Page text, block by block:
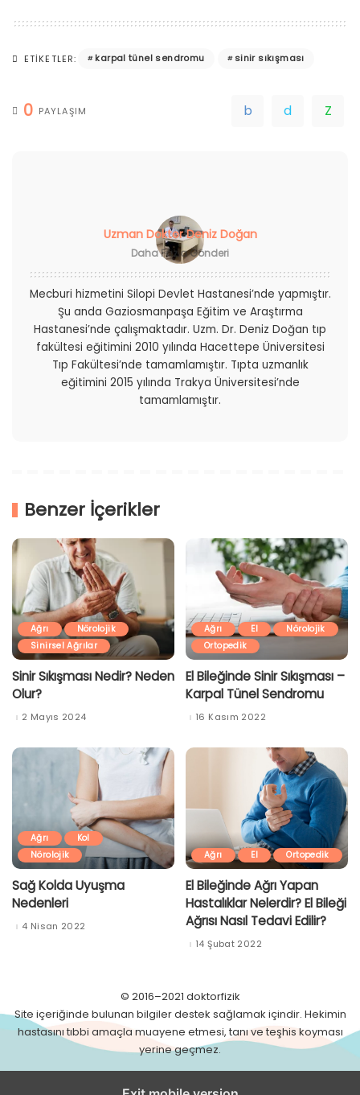
ETIKETLER: karpal tünel sendromu sinir sıkışması
0 PAYLAŞIM
Uzman Doktor Deniz Doğan
Daha Fazla Gönderi
Mecburi hizmetini Silopi Devlet Hastanesi’nde yapmıştır.
Şu anda Gaziosmanpaşa Eğitim ve Araştırma
Hastanesi’nde çalışmaktadır. Uzm. Dr. Deniz Doğan tıp
fakültesi eğitimini 2010 yılında Hacettepe Üniversitesi
Tıp Fakültesi’nde tamamlamıştır. Tıpta uzmanlık
eğitimini 2015 yılında Trakya Üniversitesi’nde
tamamlamıştır.
Benzer İçerikler
Ağrı
Nörolojik
Sinirsel Ağrılar
Sinir Sıkışması Nedir? Neden
Olur?
2 Mayıs 2024
Ağrı El
Nörolojik
Ortopedik
El Bileğinde Sinir Sıkışması –
Karpal Tünel Sendromu
16 Kasım 2022
Ağrı
Kol
Nörolojik
Sağ Kolda Uyuşma
Nedenleri
4 Nisan 2022
Ağrı El Ortopedik
El Bileğinde Ağrı Yapan
Hastalıklar Nelerdir? El Bileği
Ağrısı Nasıl Tedavi Edilir?
14 Şubat 2022
© 2016–2021 doktorfizik
Site içeriğinde bulunan bilgiler destek sağlamak içindir. Hekimin
hastasını tıbbi amaçla muayene etmesi, tanı ve teşhis koyması
yerine geçmez.